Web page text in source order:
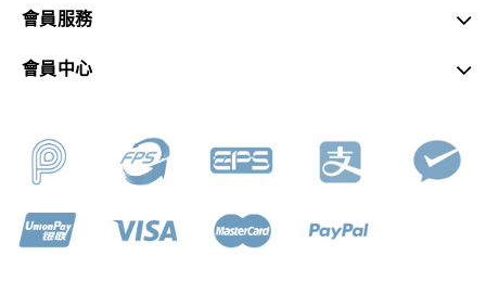
會員服務
會員中心